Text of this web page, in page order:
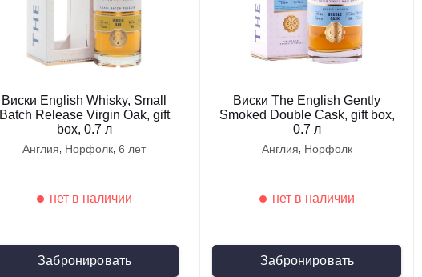
Виски English Whisky, Small
Batch Release Virgin Oak, gift
box, 0.7 л
англия норфолк 6 лет
Забронировать
нет в наличии
Виски The English Gently
Smoked Double Cask, gift box,
0.7 л
англия норфолк
Забронировать
нет в наличии